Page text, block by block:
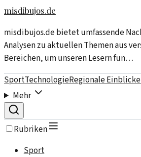
misdibujos.de
misdibujos.de bietet umfassende
Analysen zu aktuellen Themen aus
Bereichen, um unseren Lesern fun…
SportTechnologieRegionale Einblicke
Mehr
Rubriken
Sport